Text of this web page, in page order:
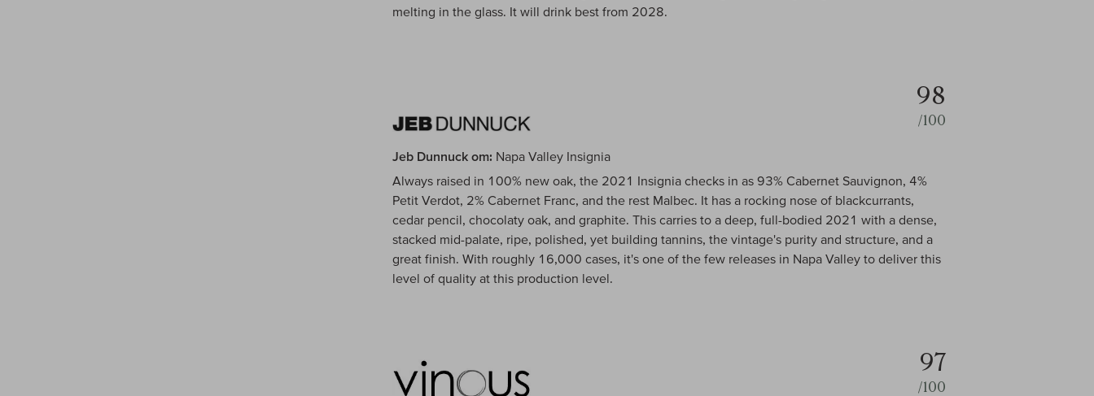
melting in the glass. It will drink best from 2028.
98
/100
Jeb Dunnuck om: Napa Valley Insignia
Always raised in 100% new oak, the 2021 Insignia checks in as 93% Cabernet Sauvignon, 4%
Petit Verdot, 2% Cabernet Franc, and the rest Malbec. It has a rocking nose of blackcurrants,
cedar pencil, chocolaty oak, and graphite. This carries to a deep, full-bodied 2021 with a dense,
stacked mid-palate, ripe, polished, yet building tannins, the vintage's purity and structure, and a
great finish. With roughly 16,000 cases, it's one of the few releases in Napa Valley to deliver this
level of quality at this production level.
97
/100